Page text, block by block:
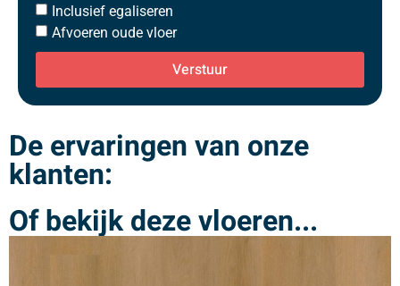
Inclusief egaliseren
Afvoeren oude vloer
Verstuur
De ervaringen van onze
klanten:
Of bekijk deze vloeren...